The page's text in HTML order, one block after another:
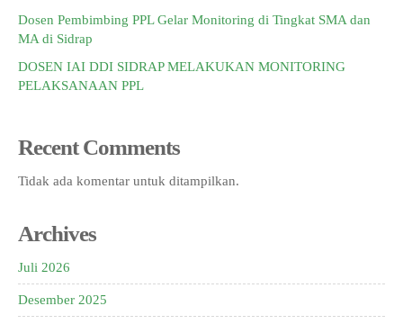
Dosen Pembimbing PPL Gelar Monitoring di Tingkat SMA dan
MA di Sidrap
DOSEN IAI DDI SIDRAP MELAKUKAN MONITORING
PELAKSANAAN PPL
Recent Comments
Tidak ada komentar untuk ditampilkan.
Archives
Juli 2026
Desember 2025